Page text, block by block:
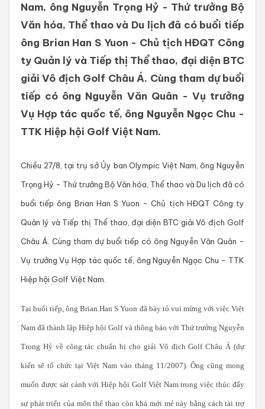
Nam, ông Nguyễn Trọng Hỷ - Thứ trưởng Bộ
Văn hóa, Thể thao và Du lịch đã có buổi tiếp
ông Brian Han S Yuon - Chủ tịch HĐQT Công
ty Quản lý và Tiếp thị Thể thao, đại diện BTC
giải Vô địch Golf Châu Á. Cùng tham dự buổi
tiếp có ông Nguyễn Văn Quân - Vụ trưởng
Vụ Hợp tác quốc tế, ông Nguyễn Ngọc Chu -
TTK Hiệp hội Golf Việt Nam.
Chiều 27/8, tại trụ sở Ủy ban Olympic Việt Nam, ông Nguyễn
Trọng Hỷ - Thứ trưởng Bộ Văn hóa, Thể thao và Du lịch đã có
buổi tiếp ông Brian Han S Yuon - Chủ tịch HĐQT Công ty
Quản lý và Tiếp thị Thể thao, đại diện BTC giải Vô địch Golf
Châu Á. Cùng tham dự buổi tiếp có ông Nguyễn Văn Quân -
Vụ trưởng Vụ Hợp tác quốc tế, ông Nguyễn Ngọc Chu - TTK
Hiệp hội Golf Việt Nam.
Tại buổi tiếp, ông Brian Han S Yuon đã bày tỏ vui mừng với việc Việt
Nam đã thành lập Hiệp hội Golf và thông báo với Thứ trưởng Nguyễn
Trọng Hỷ về công tác chuẩn bị cho giải Vô địch Golf Châu Á (dự
kiến sẽ tổ chức tại Việt Nam vào tháng 11/2007). Ông cũng mong
muốn được sát cánh với Hiệp hội Golf Việt Nam trong việc thúc đẩy
sự phát triển của môn thể thao còn khá mới mẻ này bằng cách tài trợ